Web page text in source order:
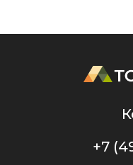
+7